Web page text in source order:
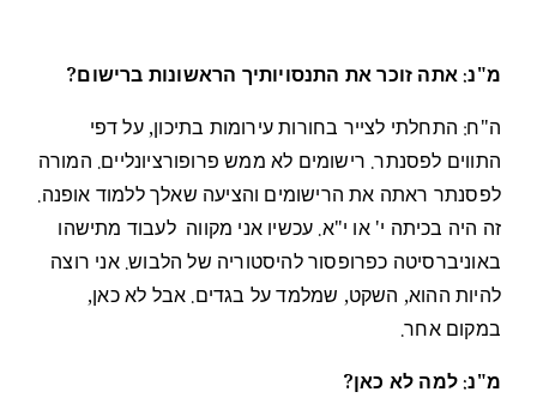
מ"נ: אתה זוכר את התנסויותיך הראשונות ברישום?
ה"ח: התחלתי לצייר בחורות עירומות בתיכון, על דפי
התווים לפסנתר. רישומים לא ממש פרופורציונליים. המורה
לפסנתר ראתה את הרישומים והציעה שאלך ללמוד אופנה.
זה היה בכיתה י' או י"א. עכשיו אני מקווה לעבוד מתישהו
באוניברסיטה כפרופסור להיסטוריה של הלבוש. אני רוצה
להיות ההוא, השקט, שמלמד על בגדים. אבל לא כאן,
במקום אחר.
מ"נ: למה לא כאן?